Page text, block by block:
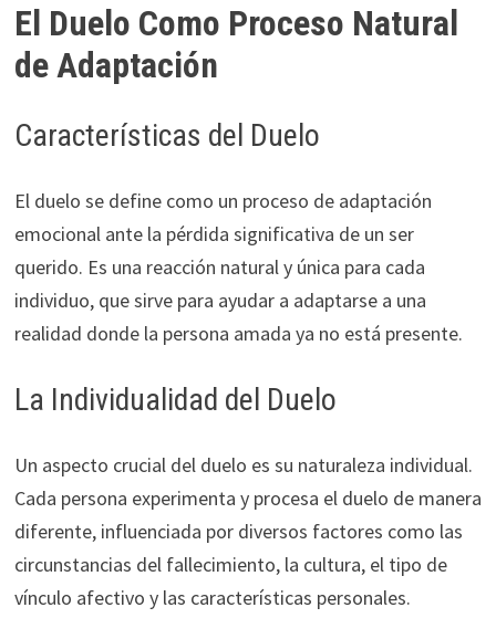
El Duelo Como Proceso Natural
de Adaptación
Características del Duelo
El duelo se define como un proceso de adaptación
emocional ante la pérdida significativa de un ser
querido. Es una reacción natural y única para cada
individuo, que sirve para ayudar a adaptarse a una
realidad donde la persona amada ya no está presente.
La Individualidad del Duelo
Un aspecto crucial del duelo es su naturaleza individual.
Cada persona experimenta y procesa el duelo de manera
diferente, influenciada por diversos factores como las
circunstancias del fallecimiento, la cultura, el tipo de
vínculo afectivo y las características personales.